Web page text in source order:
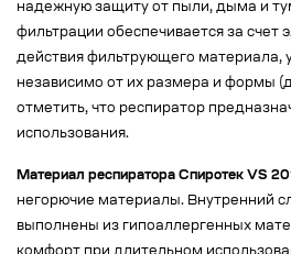
надежную защиту от пыли, дыма и
фильтрации обеспечивается за счет
действия фильтрующего материала,
независимо от их размера и формы
отметить, что респиратор
использования.
Материал респиратора Спиротек VS
негорючие материалы. Внутренний
выполнены из гипоаллергенных